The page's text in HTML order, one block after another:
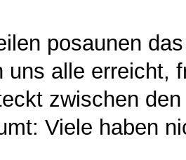
posaunen
uns alle erreicht,
zwischen
Viele haben